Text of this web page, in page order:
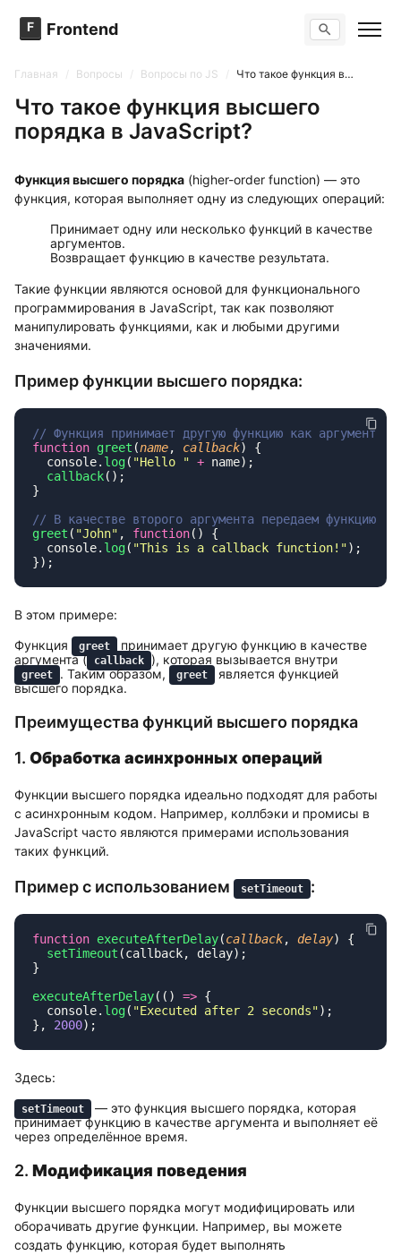
F Frontend Поиск по сайту
Тренажер вопросов
Задачи
Главная Вопросы Вопросы по JS Что такое функция высшего порядка в JavaScript?
Что такое функция высшего
порядка в JavaScript?
Функция высшего порядка (higher-order function) — это
функция, которая выполняет одну из следующих операций:
Принимает одну или несколько функций в качестве
аргументов.
Возвращает функцию в качестве результата.
Такие функции являются основой для функционального
программирования в JavaScript, так как позволяют
манипулировать функциями, как и любыми другими
значениями.
Пример функции высшего порядка:
function greet (name, callback
  console.
log( "Hello " +
  callback
greet ( "John" , function
  console.
log( "This is a callback function! "
В этом примере:
Функция
greet
принимает другую функцию в качестве
аргумента (
callback ), которая вызывается внутри
greet . Таким образом, greet
является функцией
высшего порядка.
Преимущества функций высшего порядка
1. Обработка асинхронных операций
Функции высшего порядка идеально подходят для работы
с асинхронным кодом. Например, коллбэки и промисы в
JavaScript часто являются примерами использования
таких функций.
Пример с использованием setTimeout :
function executeAfterDelay(callback, delay
  setTimeout
executeAfterDelay(() =>
  console.
log( "Executed after 2 seconds"
}, 2000
Здесь:
setTimeout
— это функция высшего порядка, которая
принимает функцию в качестве аргумента и выполняет её
через определённое время.
2. Модификация поведения
Функции высшего порядка могут модифицировать или
оборачивать другие функции. Например, вы можете
создать функцию, которая будет выполнять